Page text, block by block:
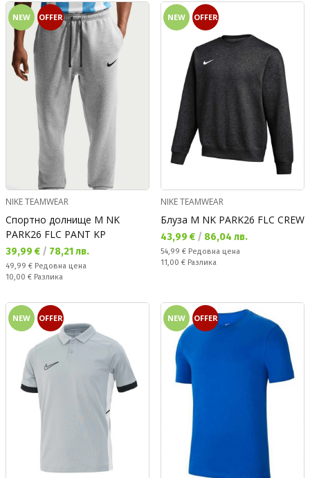
NEW OFFER
NIKE TEAMWEAR
Спортно долнище M NK
PARK26 FLC PANT KP
Текуща цена:
39,99 € / 78,21 лв.
Редовна цена:
49,99 € Редовна цена
Спестявате:
10,00 € Разлика
NEW OFFER
NIKE TEAMWEAR
Блуза M NK PARK26 FLC CREW
Текуща цена:
43,99 € / 86,04 лв.
Редовна цена:
54,99 € Редовна цена
Спестявате:
11,00 € Разлика
NEW OFFER NEW OFFER